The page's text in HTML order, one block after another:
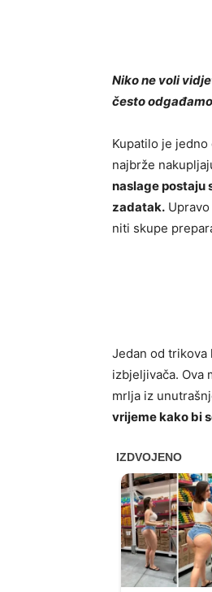
Niko ne voli
često
Kupatilo je
najbrže
naslage postaju
zadatak.
niti skupe
Jedan od trikova
izbjeljivača. Ova
mrlja iz
vrijeme kako bi